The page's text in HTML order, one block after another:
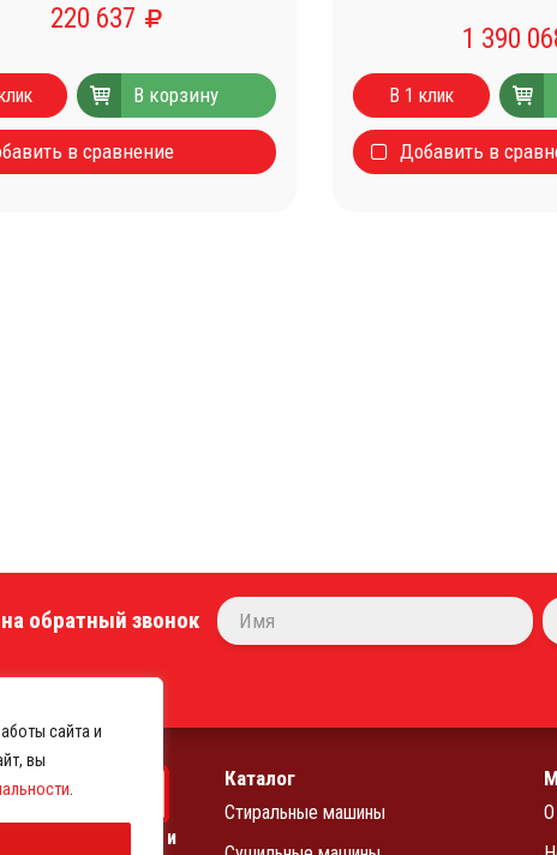
сайта и
вы
220 637
В корзину
в сравнение
1 390
В 1 клик
Добавить в
обратный звонок
Каталог
Стиральные машины
О
для прачечных и